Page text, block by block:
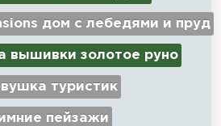
дом с лебедями и пруд
вышивки золотое руно
туристик
пейзажи